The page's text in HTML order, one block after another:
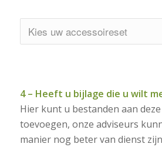
4 – Heeft u bijlage die u wilt
Hier kunt u bestanden aan
toevoegen, onze adviseurs
manier nog beter van dienst